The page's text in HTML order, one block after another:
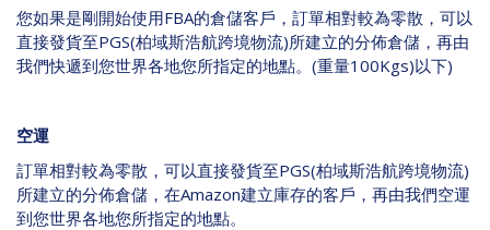
您如果是剛開始使用FBA的倉儲客戶，訂單相對較為零散，可以
直接發貨至PGS(柏域斯浩航跨境物流)所建立的分佈倉儲，再由
我們快遞到您世界各地您所指定的地點。 (重量100Kgs)以下)
空運
訂單相對較為零散，可以直接發貨至PGS(柏域斯浩航跨境物流)
所建立的分佈倉儲，在Amazon建立庫存的客戶，再由我們空運
到您世界各地您所指定的地點。